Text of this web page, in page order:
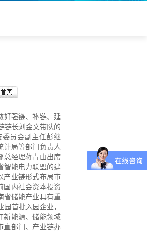
强链、补链、 延
链长刘金文带队的
员会副 主任彭继
计局等部门负责人
总经理蒋青山出席
智能电力联盟的建
产业链形式布局市
国内社会资本投资
省储能产业具有重
园首批入园企业，
新能源、储能领域
直部门、产业链办